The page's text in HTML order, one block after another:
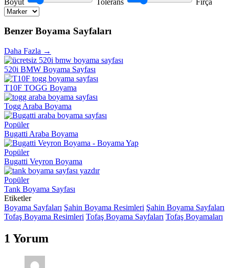
Benzer Boyama Sayfaları
Daha Fazla →
520i BMW Boyama Sayfası
T10F TOGG Boyama
Togg Araba Boyama
Popüler
Bugatti Araba Boyama
Popüler
Bugatti Veyron Boyama
Popüler
Tank Boyama Sayfası
Etiketler
Boyama Sayfaları Şahin Boyama Resimleri Şahin Boyama Sayfaları
Tofaş Boyama Resimleri Tofaş Boyama Sayfaları Tofaş Boyamaları
1 Yorum